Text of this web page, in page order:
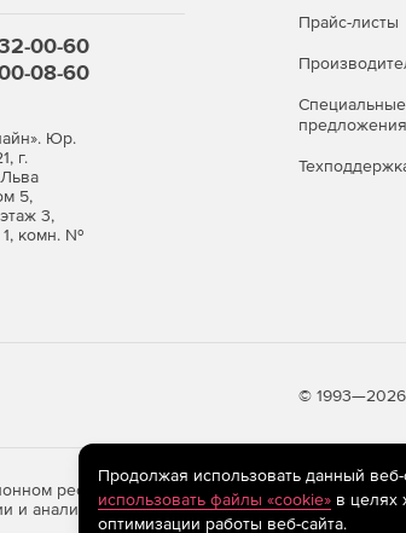
00-60
08-60
Юр.
г.
5,
3,
комн. №
Прайс-листы
Специальные
предложения
©
ресурсе store.softline.ru применяются
и анализа сведений, относящихся к
Продолжая использовать данный
использовать файлы «cookie»в целях
оптимизации работы веб-сайта.